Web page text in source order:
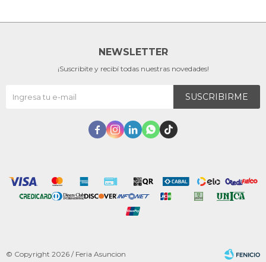
NEWSLETTER
¡Suscribite y recibí todas nuestras novedades!
SUSCRIBIRME
    
© Copyright 2026 / Feria Asuncion